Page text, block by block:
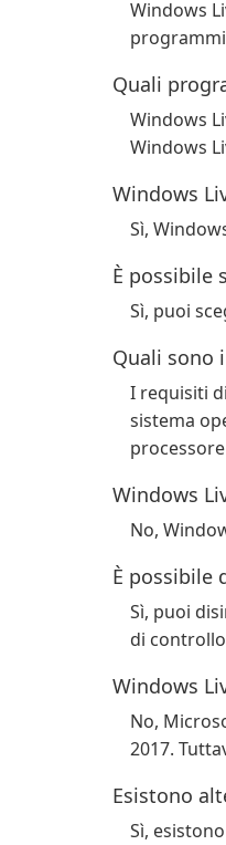
Windows
Quali
Windows
Windows
Windows
Sì,
È possibile
Sì, puoi
Quali sono
I requisiti
sistema
Windows
No,
È possibile
Sì, puoi
di
Windows
No,
2017.
Esistono
Sì,